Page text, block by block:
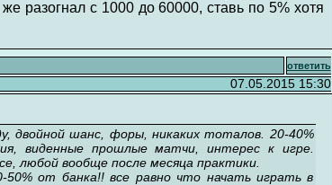
разогнал с 1000 до 60000, ставь по 5% хотя
ответить
07.05.2015 15:30
двойной шанс, форы, никаких тоталов. 20-40%
виденные прошлые матчи, интерес к игре.
любой вообще после месяца практики.
от банка!! все равно что начать играть в